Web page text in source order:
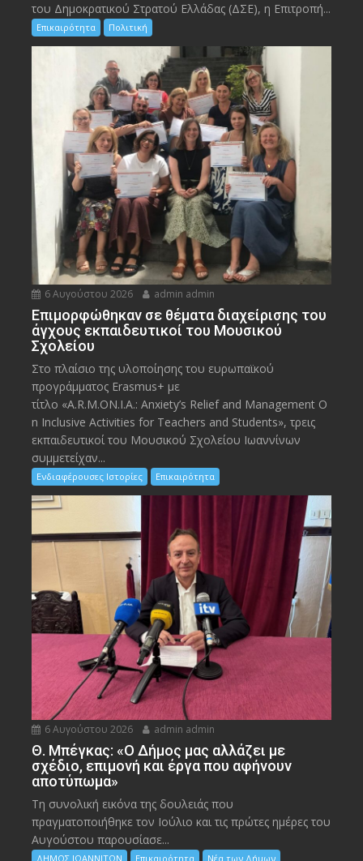
του Δημοκρατικού Στρατού Ελλάδας (ΔΣΕ), η Επιτροπή...
Επικαιρότητα Πολιτική
6 Αυγούστου 2026 admin admin
Eπιμορφώθηκαν σε θέματα διαχείρισης του
άγχους εκπαιδευτικοί του Μουσικού
Σχολείου
Στο πλαίσιο της υλοποίησης του ευρωπαϊκού
προγράμματος Erasmus+ με
τίτλο «A.R.M.ON.I.A.: Anxiety’s Relief and Management O
n Inclusive Activities for Teachers and Students», τρεις
εκπαιδευτικοί του Μουσικού Σχολείου Ιωαννίνων
συμμετείχαν...
Ενδιαφέρουσες Ιστορίες Επικαιρότητα
6 Αυγούστου 2026 admin admin
Θ. Μπέγκας: «Ο Δήμος μας αλλάζει με
σχέδιο, επιμονή και έργα που αφήνουν
αποτύπωμα»
Τη συνολική εικόνα της δουλειάς που
πραγματοποιήθηκε τον Ιούλιο και τις πρώτες ημέρες του
Αυγούστου παρουσίασε...
ΔΗΜΟΣ ΙΩΑΝΝΙΤΩΝ Επικαιρότητα Νέα των Δήμων